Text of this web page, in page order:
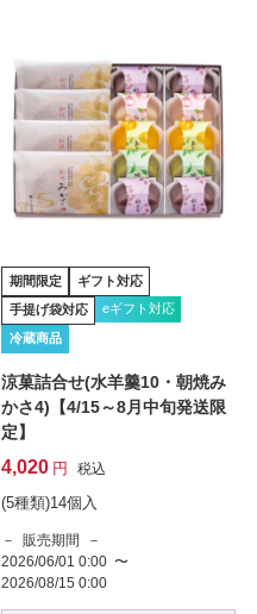
期間限定 ギフト対応
手提げ袋対応 eギフト対応
冷蔵商品
涼菓詰合せ(水羊羹10・朝焼み
かさ4)【4/15～8月中旬発送限
定】
4,020 税込
(5種類)14個入
販売期間
2026/06/01 0:00 〜
2026/08/15 0:00